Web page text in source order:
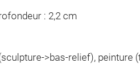
: 2,2 cm
>bas-relief), peinture